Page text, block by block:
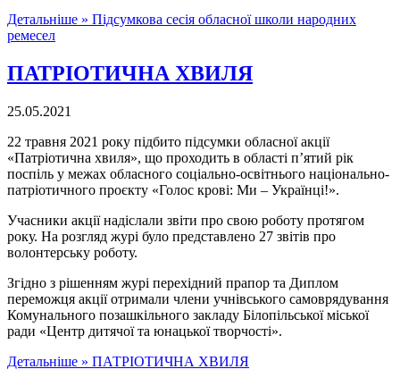
Детальніше » Підсумкова сесія обласної школи народних
ремесел
ПАТРІОТИЧНА ХВИЛЯ
25.05.2021
22 травня 2021 року підбито підсумки обласної акції
«Патріотична хвиля», що проходить в області п’ятий рік
поспіль у межах обласного соціально-освітнього національно-
патріотичного проєкту «Голос крові: Ми – Українці!».
Учасники акції надіслали звіти про свою роботу протягом
року. На розгляд журі було представлено 27 звітів про
волонтерську роботу.
Згідно з рішенням журі перехідний прапор та Диплом
переможця акції отримали члени учнівського самоврядування
Комунального позашкільного закладу Білопільської міської
ради «Центр дитячої та юнацької творчості».
Детальніше » ПАТРІОТИЧНА ХВИЛЯ